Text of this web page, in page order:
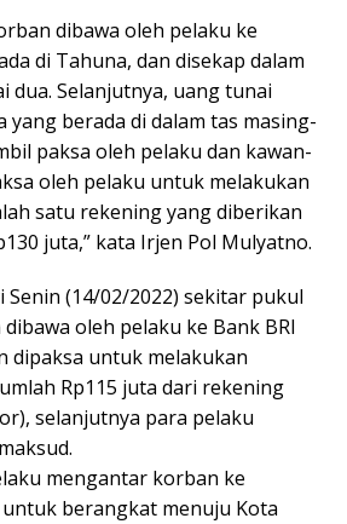
dibawa oleh pelaku ke
di Tahuna, dan disekap dalam
dua. Selanjutnya, uang tunai
yang berada di dalam tas masing-
paksa oleh pelaku dan kawan-
oleh pelaku untuk melakukan
satu rekening yang diberikan
juta,” kata Irjen Pol Mulyatno.
Senin (14/02/2022) sekitar pukul
oleh pelaku ke Bank BRI
dipaksa untuk melakukan
Rp115 juta dari rekening
selanjutnya para pelaku
mengantar korban ke
berangkat menuju Kota